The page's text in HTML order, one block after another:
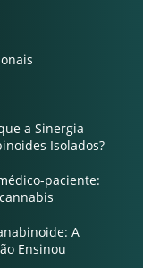
a Sinergia
Isolados?
paciente:
A
Ensinou